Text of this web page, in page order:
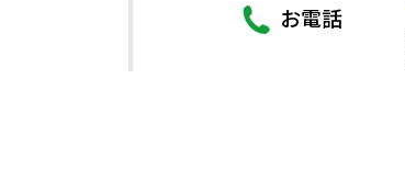
お電話